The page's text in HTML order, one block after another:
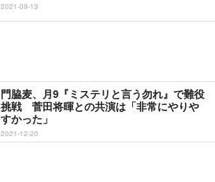
2021-09-13
門脇麦、月9『ミステリと言う勿れ』で難役
挑戦 菅田将暉との共演は「非常にやり
すかった」
2021-12-20